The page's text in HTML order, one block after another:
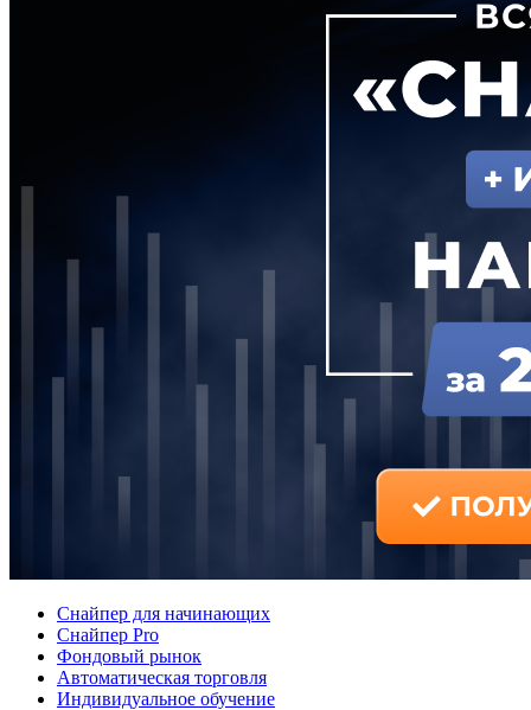
Снайпер для начинающих
Снайпер Pro
Фондовый рынок
Автоматическая торговля
Индивидуальное обучение